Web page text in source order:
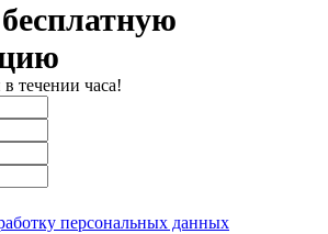
течении часа!
персональных данных